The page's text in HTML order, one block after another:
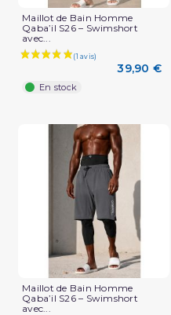
Maillot de Bain Homme
Qaba’il S26 – Swimshort
avec...
39,90 €
En stock
Maillot de Bain Homme
Qaba’il S26 – Swimshort
avec...